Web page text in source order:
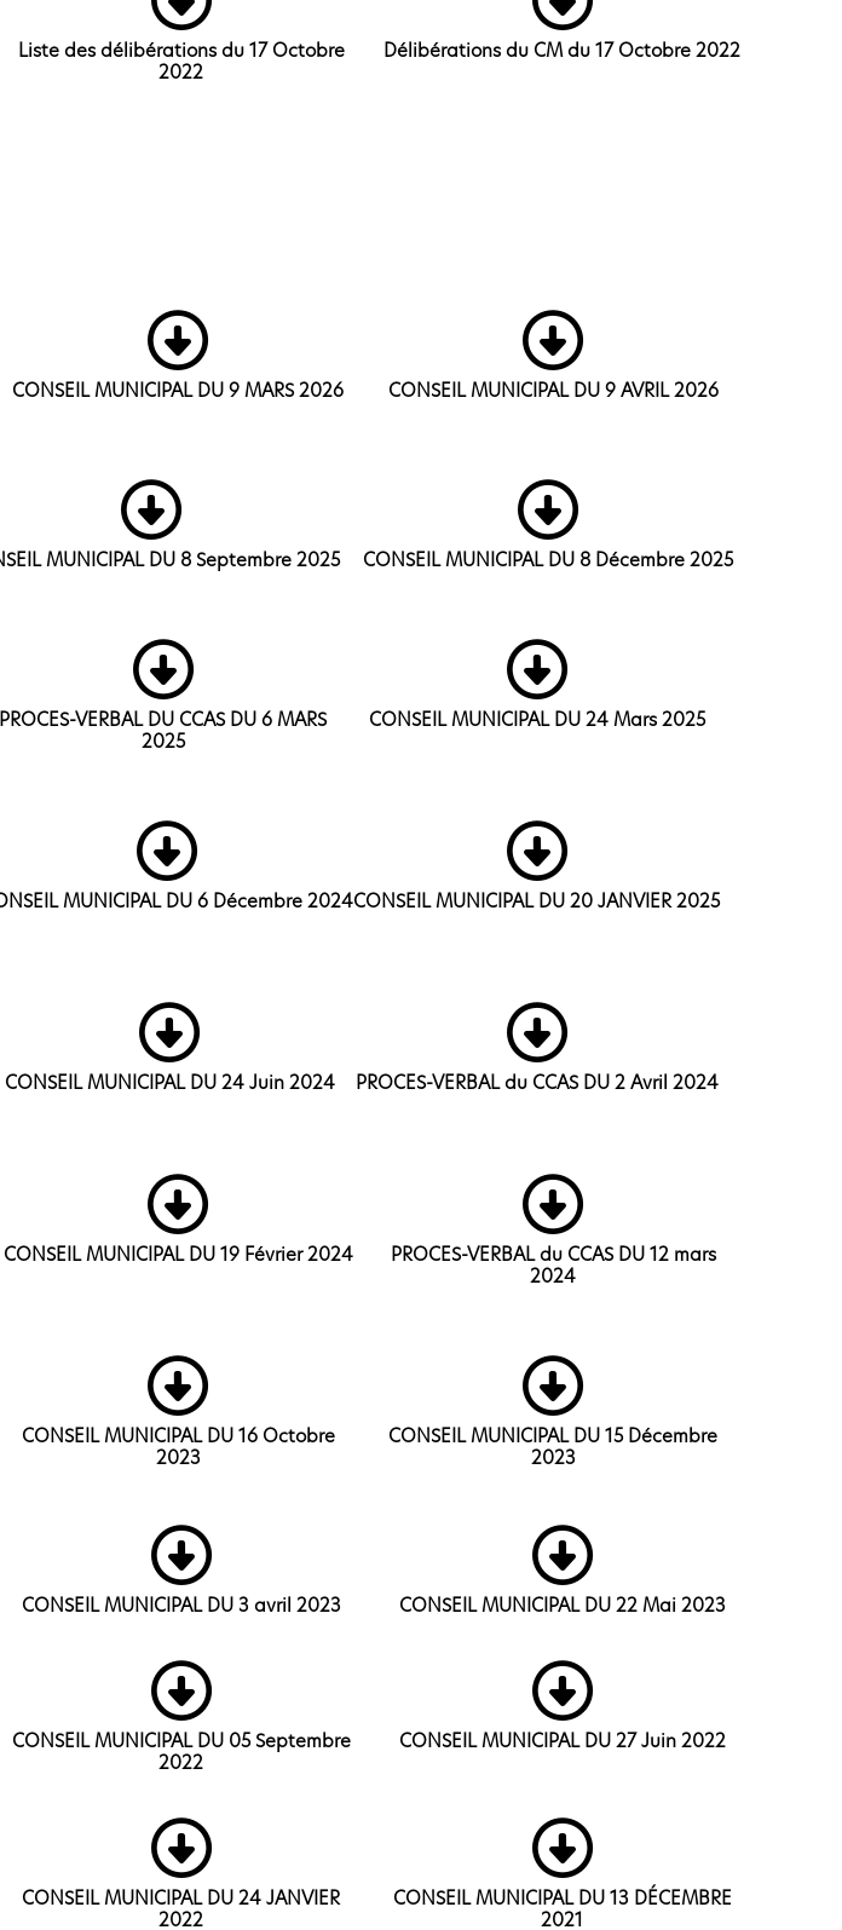
Liste des délibérations du 17 Octobre
2022
Délibérations du CM du 17 Octobre 2022
CONSEIL MUNICIPAL DU 9 MARS 2026 CONSEIL MUNICIPAL DU 9 AVRIL 2026
MUNICIPAL DU 8 Septembre 2025 CONSEIL MUNICIPAL DU 8 Décembre 2025
PROCES-VERBAL DU CCAS DU 6 MARS
2025
CONSEIL MUNICIPAL DU 24 Mars 2025
MUNICIPAL DU 6 Décembre 2024CONSEIL MUNICIPAL DU 20 JANVIER 2025
CONSEIL MUNICIPAL DU 24 Juin 2024 PROCES-VERBAL du CCAS DU 2 Avril 2024
CONSEIL MUNICIPAL DU 19 Février 2024
PROCES-VERBAL du CCAS DU 12 mars
2024
CONSEIL MUNICIPAL DU 16 Octobre
2023
CONSEIL MUNICIPAL DU 15 Décembre
2023
CONSEIL MUNICIPAL DU 3 avril 2023 CONSEIL MUNICIPAL DU 22 Mai 2023
CONSEIL MUNICIPAL DU 05 Septembre
2022
CONSEIL MUNICIPAL DU 27 Juin 2022
CONSEIL MUNICIPAL DU 24 JANVIER
2022
CONSEIL MUNICIPAL DU 13 DÉCEMBRE
2021